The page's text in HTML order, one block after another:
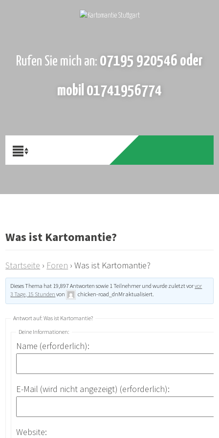
Rufen Sie mich an: 07195 920546 oder
mobil 01741956774
Was ist Kartomantie?
Startseite › Foren › Was ist Kartomantie?
Dieses Thema hat 19,897 Antworten sowie 1 Teilnehmer und wurde zuletzt vorvor
3 Tage, 15 Stunden von chicken-road_dnMraktualisiert.
Antwort auf: Was ist Kartomantie?
Deine Informationen:
Name (erforderlich):
E-Mail (wird nicht angezeigt) (erforderlich):
Website: